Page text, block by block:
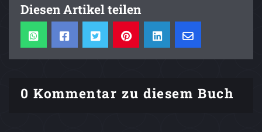
Diesen Artikel teilen
0 Kommentar zu diesem Buch